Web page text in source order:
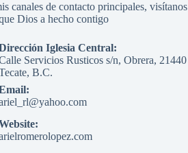
canales de contacto principales, visítanos
Dios a hecho contigo
Iglesia Central:
Servicios Rusticos s/n, Obrera, 21440
B.C.